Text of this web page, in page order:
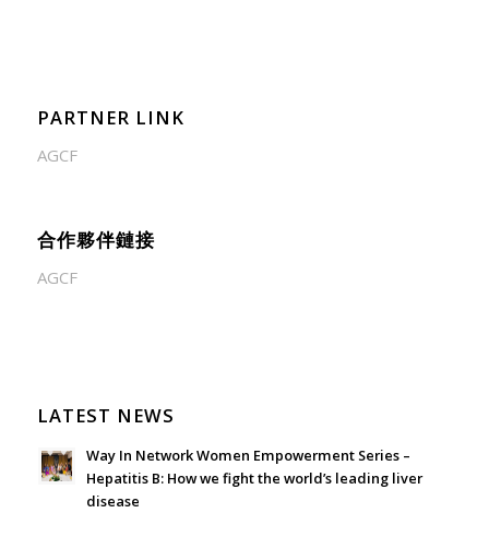
PARTNER LINK
AGCF
合作夥伴鏈接
AGCF
LATEST NEWS
Way In Network Women Empowerment Series –
Hepatitis B: How we fight the world’s leading liver
disease